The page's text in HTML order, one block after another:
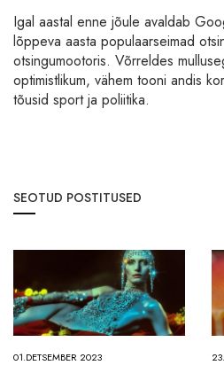
Igal aastal enne jõule avaldab
lõppeva aasta populaarseimad
otsingumootoris. Võrreldes
optimistlikum, vähem tooni andis
tõusid sport ja poliitika.
SEOTUD POSTITUSED
01.DETSEMBER 2023